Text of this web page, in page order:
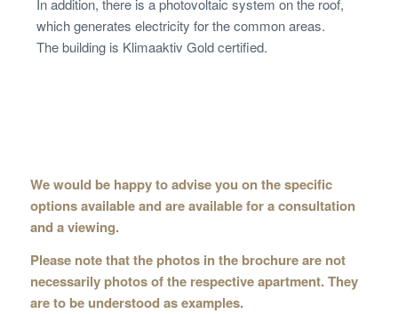
In addition, there is a photovoltaic system on the roof,
which generates electricity for the common areas.
The building is Klimaaktiv Gold certified.
We would be happy to advise you on the specific
options available and are available for a consultation
and a viewing.
Please note that the photos in the brochure are not
necessarily photos of the respective apartment. They
are to be understood as examples.